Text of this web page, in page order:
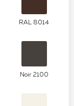
RAL 8014
Noir 2100